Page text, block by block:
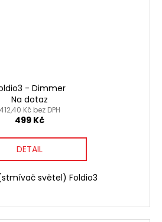
- Dimmer
Na dotaz
412,40 Kč bez DPH
499 Kč
DETAIL
světel) Foldio3